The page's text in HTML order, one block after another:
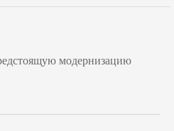
модернизацию